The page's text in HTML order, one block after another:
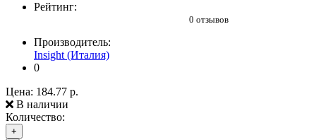
Рейтинг:
0 отзывов
Производитель:
Insight (Италия)
0
Цена: 184.77 р.
В наличии
Количество:
+